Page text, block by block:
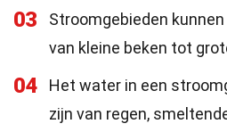
03
Stroomgebieden
van kleine beken tot
04
Het water in een
zijn van regen,